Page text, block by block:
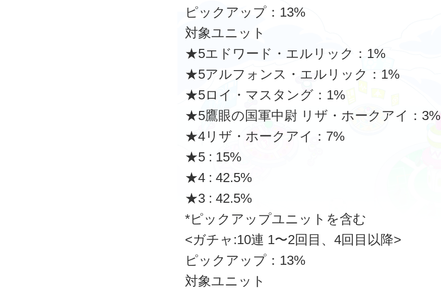
ピックアップ：13%
対象ユニット
★5エドワード・エルリック：1%
★5アルフォンス・エルリック：1%
★5ロイ・マスタング：1%
★5鷹眼の国軍中尉 リザ・ホークアイ：3%
★4リザ・ホークアイ：7%
★5 : 15%
★4 : 42.5%
★3 : 42.5%
*ピックアップユニットを含む
<ガチャ:10連 1〜2回目、4回目以降>
ピックアップ：13%
対象ユニット